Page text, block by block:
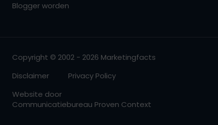
Blogger worden
Copyright © 2002 - 2026 Marketingfacts
Disclaimer
Privacy Policy
Website door
Communicatiebureau Proven Context